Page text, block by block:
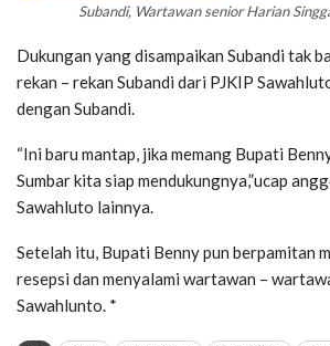
Subandi, Wartawan senior Harian
Dukungan yang disampaikan Subandi tak
rekan – rekan Subandi dari PJKIP
dengan Subandi.
“Ini baru mantap, jika memang Bupati
Sumbar kita siap mendukungnya,”ucap
Sawahluto lainnya.
Setelah itu, Bupati Benny pun berpamitan
resepsi dan menyalami wartawan –
Sawahlunto. *